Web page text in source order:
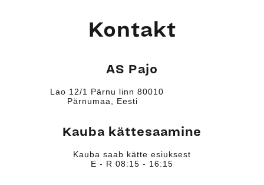
Kontakt
AS Pajo
Lao 12/1 Pärnu linn 80010
Pärnumaa, Eesti
Kauba kättesaamine
Kauba saab kätte esiuksest
E - R 08:15 - 16:15